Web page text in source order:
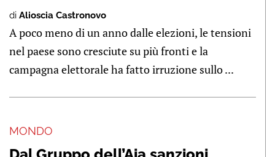
di Alioscia Castronovo
A poco meno di un anno dalle elezioni, le tensioni
nel paese sono cresciute su più fronti e la
campagna elettorale ha fatto irruzione sullo ...
MONDO